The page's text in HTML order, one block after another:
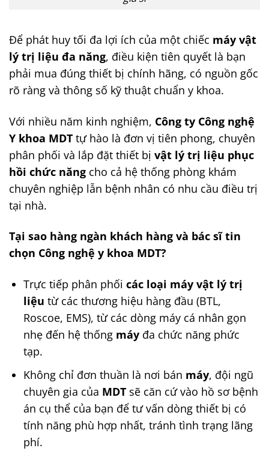
Để phát huy tối đa lợi ích của một chiếc máy vật
lý trị liệu đa năng, điều kiện tiên quyết là bạn
phải mua đúng thiết bị chính hãng, có nguồn gốc
rõ ràng và thông số kỹ thuật chuẩn y khoa.
Với nhiều năm kinh nghiệm, Công ty Công nghệ
Y khoa MDT tự hào là đơn vị tiên phong, chuyên
phân phối và lắp đặt thiết bị vật lý trị liệu phục
hồi chức năng cho cả hệ thống phòng khám
chuyên nghiệp lẫn bệnh nhân có nhu cầu điều trị
tại nhà.
Tại sao hàng ngàn khách hàng và bác sĩ tin
chọn Công nghệ y khoa MDT?
Trực tiếp phân phối các loại máy vật lý trị
liệu từ các thương hiệu hàng đầu (BTL,
Roscoe, EMS), từ các dòng máy cá nhân gọn
nhẹ đến hệ thống máyđa chức năng phức
tạp.
Không chỉ đơn thuần là nơi bán máy, đội ngũ
chuyên gia của MDTsẽ căn cứ vào hồ sơ bệnh
án cụ thể của bạn để tư vấn dòng thiết bị có
tính năng phù hợp nhất, tránh tình trạng lãng
phí.